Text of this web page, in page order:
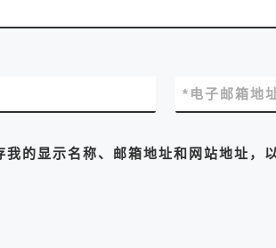
电子邮箱地
*
我的显示名称、邮箱地址和网站地址，